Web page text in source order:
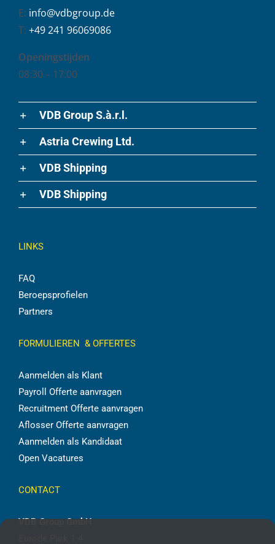
E: info@vdbgroup.de
T: +49 241 96069086
Openingstijden
08:30 – 17:00
VDB Group S.à.r.l.
Astria Crewing Ltd.
VDB Shipping
VDB Shipping
LINKS
FAQ
Beroepsprofielen
Partners
FORMULIEREN & OFFERTES
Aanmelden als Klant
Payroll Offerte aanvragen
Recruitment Offerte aanvragen
Aflosser Offerte aanvragen
Aanmelden als Kandidaat
Open Vacatures
CONTACT
VDB Group GmbH